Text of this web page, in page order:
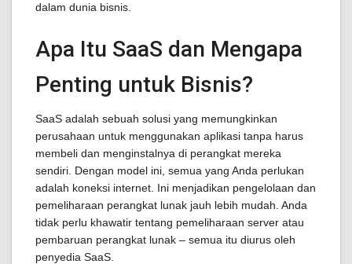
dalam dunia bisnis.
Apa Itu SaaS dan Mengapa
Penting untuk Bisnis?
SaaS adalah sebuah solusi yang memungkinkan
perusahaan untuk menggunakan aplikasi tanpa harus
membeli dan menginstalnya di perangkat mereka
sendiri. Dengan model ini, semua yang Anda perlukan
adalah koneksi internet. Ini menjadikan pengelolaan dan
pemeliharaan perangkat lunak jauh lebih mudah. Anda
tidak perlu khawatir tentang pemeliharaan server atau
pembaruan perangkat lunak – semua itu diurus oleh
penyedia SaaS.